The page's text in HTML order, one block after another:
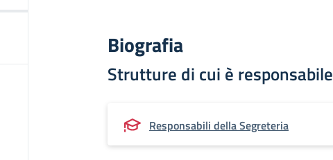
Biografia
Strutture di cui è responsabile
Responsabili della Segreteria